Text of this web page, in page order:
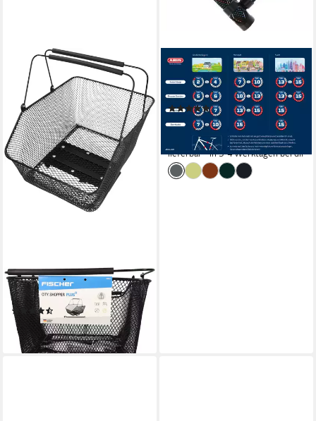
FISCHER FAHRRAD
Fahrradkorb
(6)
ab 32,99 €
lieferbar - in 1-2 Werktagen bei dir
ABUS
Kettenschloss IVERA Chain
7210
(6)
ab 57,99 € UVP64,95 €
lieferbar - in 3-4 Werktagen bei dir